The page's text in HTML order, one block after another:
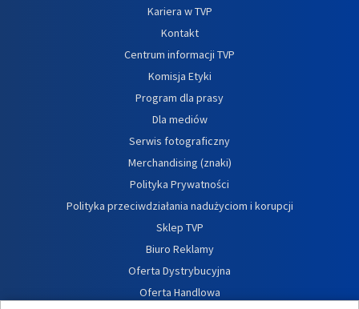
Kariera w TVP
Kontakt
Centrum informacji TVP
Komisja Etyki
Program dla prasy
Dla mediów
Serwis fotograficzny
Merchandising (znaki)
Polityka Prywatności
Polityka przeciwdziałania nadużyciom i korupcji
Sklep TVP
Biuro Reklamy
Oferta Dystrybucyjna
Oferta Handlowa